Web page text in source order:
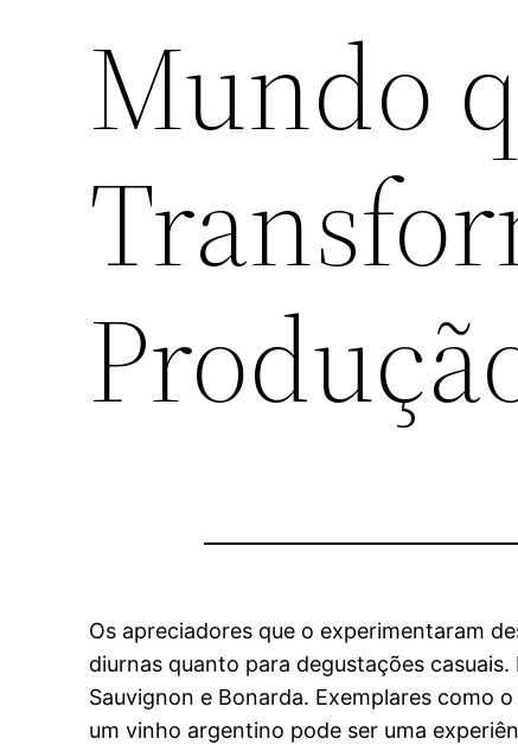
Mundo
Os apreciadores que o experimentaram
diurnas quanto para degustações
Sauvignon e Bonarda. Exemplares como
um vinho argentino pode ser uma